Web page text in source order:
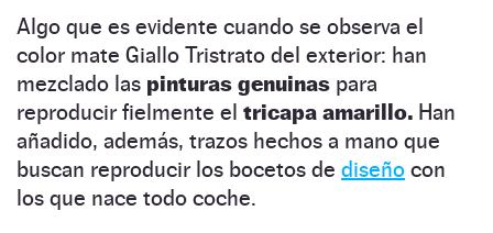
Algo que es evidente cuando se observa el
color mate Giallo Tristrato del exterior: han
mezclado las pinturas genuinas para
reproducir fielmente el tricapa amarillo. Han
añadido, además, trazos hechos a mano que
buscan reproducir los bocetos de diseño con
los que nace todo coche.